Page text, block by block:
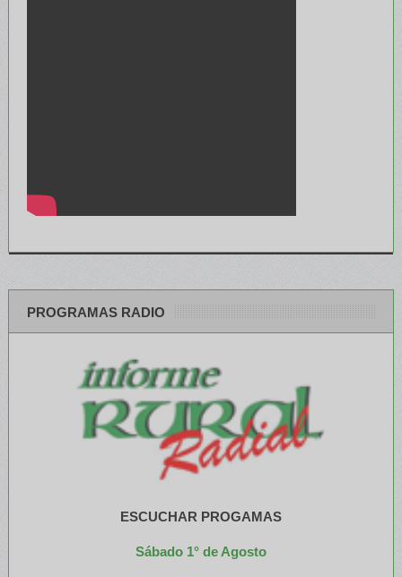
PROGRAMAS RADIO
ESCUCHAR PROGAMAS
Sábado 1° de Agosto